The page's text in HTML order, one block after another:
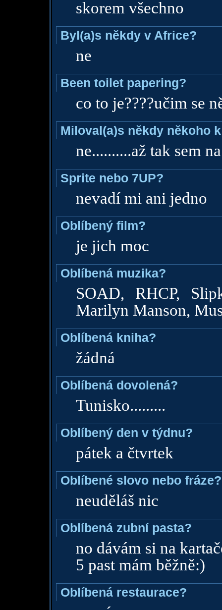
skorem všechno
Byl(a)s někdy v Africe?
ne
Been toilet papering?
co to je????učim se
Miloval(a)s někdy někoho
ne..........až tak sem
Sprite nebo 7UP?
nevadí mi ani jedno
Oblíbený film?
je jich moc
Oblíbená muzika?
SOAD, RHCP,
Marilyn Manson,
Oblíbená kniha?
žádná
Oblíbená dovolená?
Tunisko.........
Oblíbený den v týdnu?
pátek a čtvrtek
Oblíbené slovo nebo fráze?
neuděláš nic
Oblíbená zubní pasta?
no dávám si na
5 past mám běžně:)
Oblíbená restaurace?